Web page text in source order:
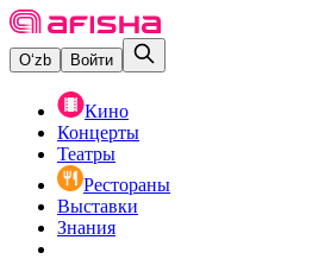
O‘zb Войти
Кино
Концерты
Театры
Рестораны
Выставки
Знания